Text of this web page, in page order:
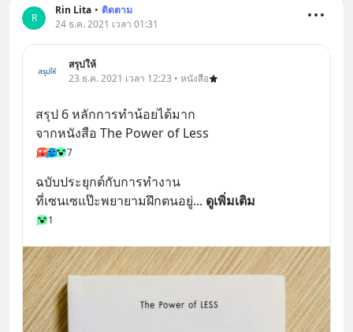
R
Rin Lita • ติดตาม
24 ธ.ค. 2021 เวลา 01:31
สรุปให้
23 ธ.ค. 2021 เวลา 12:23 • หนังสือ
สรุป 6 หลักการทำน้อยได้มาก
จากหนังสือ The Power of Less
7
ฉบับประยุกต์กับการทำงาน
ที่เซนเซแป๊ะพยายามฝึกตนอยู่... ดูเพิ่มเติม
1